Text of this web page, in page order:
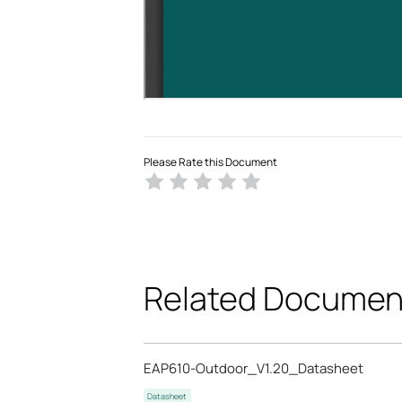
Please Rate this Document
Related
EAP610-Outdoor_V1.20_Datasheet
Datasheet